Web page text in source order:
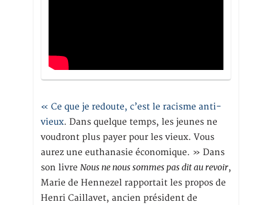
« Ce que je redoute, c’est le racisme anti-
vieux. Dans quelque temps, les jeunes ne
voudront plus payer pour les vieux. Vous
aurez une euthanasie économique. » Dans
son livre Nous ne nous sommes pas dit au revoir,
Marie de Hennezel rapportait les propos de
Henri Caillavet, ancien président de